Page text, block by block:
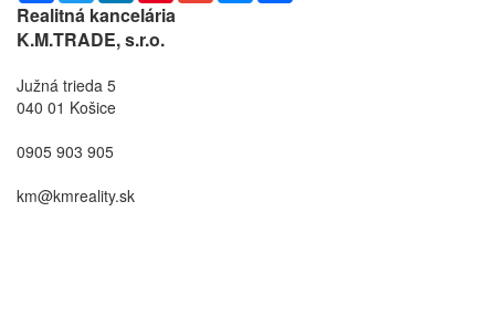
Realitná kancelária
K.M.TRADE, s.r.o.
Južná trieda 5
040 01 Košice
0905 903 905
km@kmreality.sk